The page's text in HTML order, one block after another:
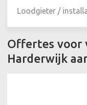
Loodgieter /
Offertes voor
Harderwijk